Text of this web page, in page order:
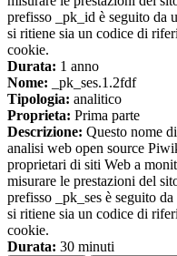
prefisso _pk_id è seguito da
si ritiene sia un codice di
cookie.
Durata: 1 anno
Nome: _pk_ses.1.2fdf
Tipologia: analitico
Proprieta: Prima parte
Descrizione: Questo nome
analisi web open source
proprietari di siti Web a
misurare le prestazioni del
prefisso _pk_ses è seguito
si ritiene sia un codice di
cookie.
Durata: 30 minuti